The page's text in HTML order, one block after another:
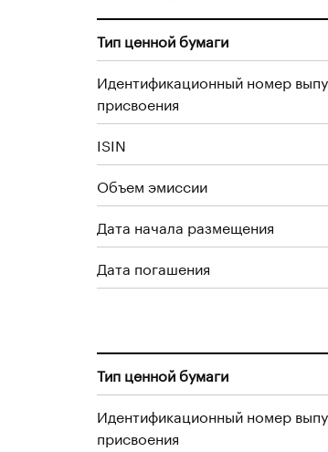
Тип ценной бумаги
Идентификационный номер
присвоения
ISIN
Объем эмиссии
Дата начала размещения
Дата погашения
Тип ценной бумаги
Идентификационный номер
присвоения